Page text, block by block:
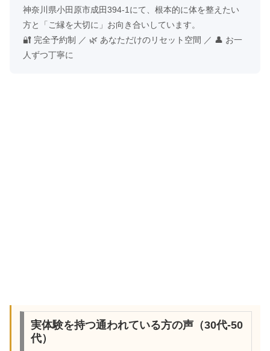
神奈川県小田原市成田394-1にて、根本的に体を整えたい
方と「ご縁を大切に」お向き合いしています。
🔐 完全予約制 ／ 🌿 あなただけのリセット空間 ／ 👤 お一
人ずつ丁寧に
実体験を持つ通われている方の声（30代-50
代）